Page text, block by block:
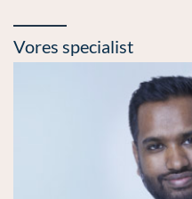
Vores specialist